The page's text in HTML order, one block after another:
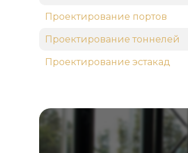
Проектирование портов
Проектирование тоннелей
Проектирование эстакад